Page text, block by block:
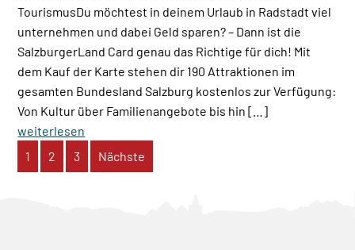
TourismusDu möchtest in deinem Urlaub in Radstadt viel
unternehmen und dabei Geld sparen? – Dann ist die
SalzburgerLand Card genau das Richtige für dich! Mit
dem Kauf der Karte stehen dir 190 Attraktionen im
gesamten Bundesland Salzburg kostenlos zur Verfügung:
Von Kultur über Familienangebote bis hin […]
weiterlesen
Seite
1 Seite
2 Seite
3 Nächste